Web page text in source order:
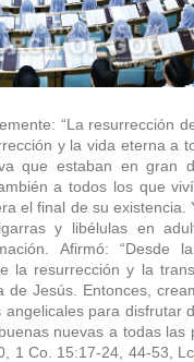
“La resurrección
y la vida eterna a
que estaban en gran
a todos los que
el final de su existencia.
y libélulas en
Afirmó: “Desde
la resurrección y la
Jesús. Entonces,
para disfrutar
nuevas a todas las
1 Co. 15:17-24, 44-53,